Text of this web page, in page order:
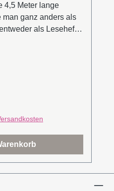
4,5 Meter lange
man ganz anders als
als Leseheft
Jüdischem
für den
Fotos und
Sie
exemplarisch und